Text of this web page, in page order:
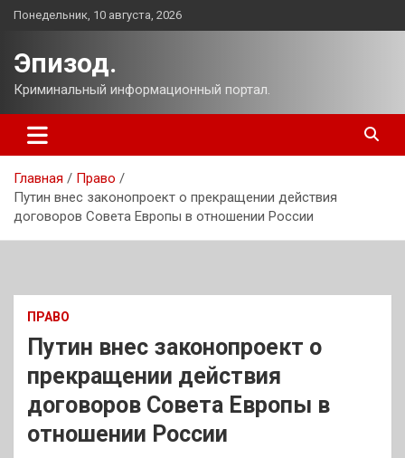
Перейти
Понедельник, 10 августа, 2026
Эпизод.
Криминальный информационный портал.
Главная
Право
Путин внес законопроект о прекращении действия
договоров Совета Европы в отношении России
ПРАВО
Путин внес законопроект о
прекращении действия
договоров Совета Европы в
отношении России